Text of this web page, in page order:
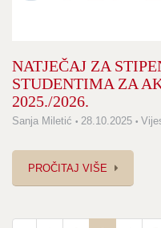
NATJEČAJ ZA
STUDENTIMA ZA
2025./2026.
Sanja Miletić 28.10.2025
PROČITAJ VIŠE